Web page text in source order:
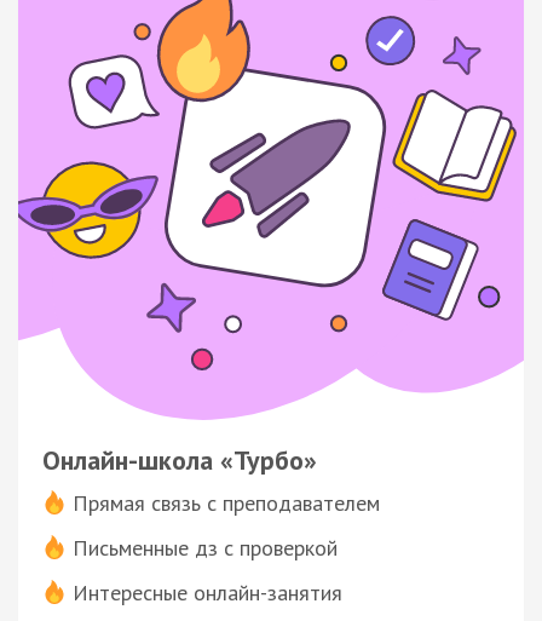
Онлайн-школа «Турбо»
Прямая связь с преподавателем
Письменные дз с проверкой
Интересные онлайн-занятия